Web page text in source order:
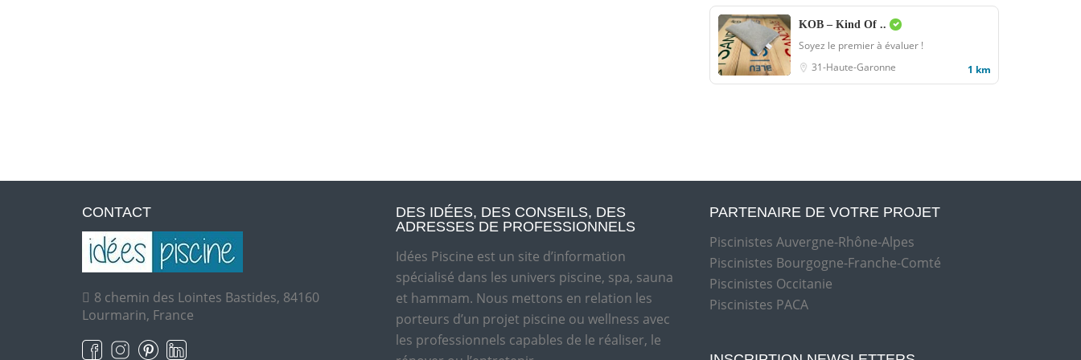
KOB – Kind Of ..
Soyez le premier à évaluer !
31-Haute-Garonne
1 km
CONTACT
8 chemin des Lointes Bastides, 84160
Lourmarin, France
DES IDÉES, DES CONSEILS, DES
ADRESSES DE PROFESSIONNELS
Idées Piscine est un site d’information
spécialisé dans les univers piscine, spa, sauna
et hammam. Nous mettons en relation les
porteurs d’un projet piscine ou wellness avec
les professionnels capables de le réaliser, le
PARTENAIRE DE VOTRE PROJET
Piscinistes Auvergne-Rhône-Alpes
Piscinistes Bourgogne-Franche-Comté
Piscinistes Occitanie
Piscinistes PACA